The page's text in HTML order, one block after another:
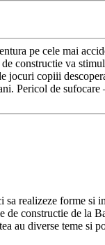
pe cele mai
constructie va
jocuri copiii
Pericol de
realizeze forme
constructie de la
au diverse teme si